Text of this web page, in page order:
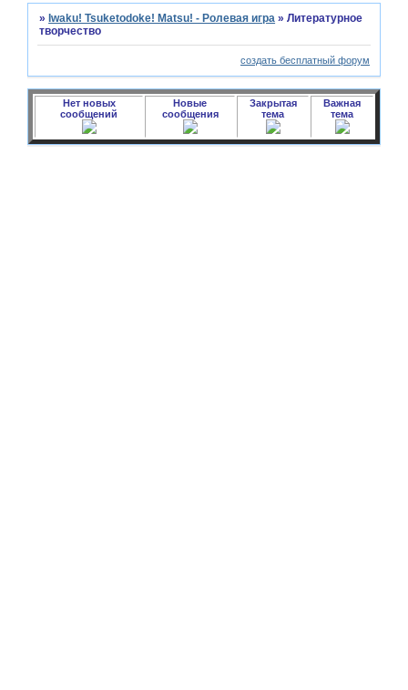
» Iwaku! Tsuketodoke! Matsu! - Ролевая игра »Литературное
творчество
создать бесплатный форум
Нет новых
сообщений
Новые
сообщения
Закрытая
тема
Важная
тема